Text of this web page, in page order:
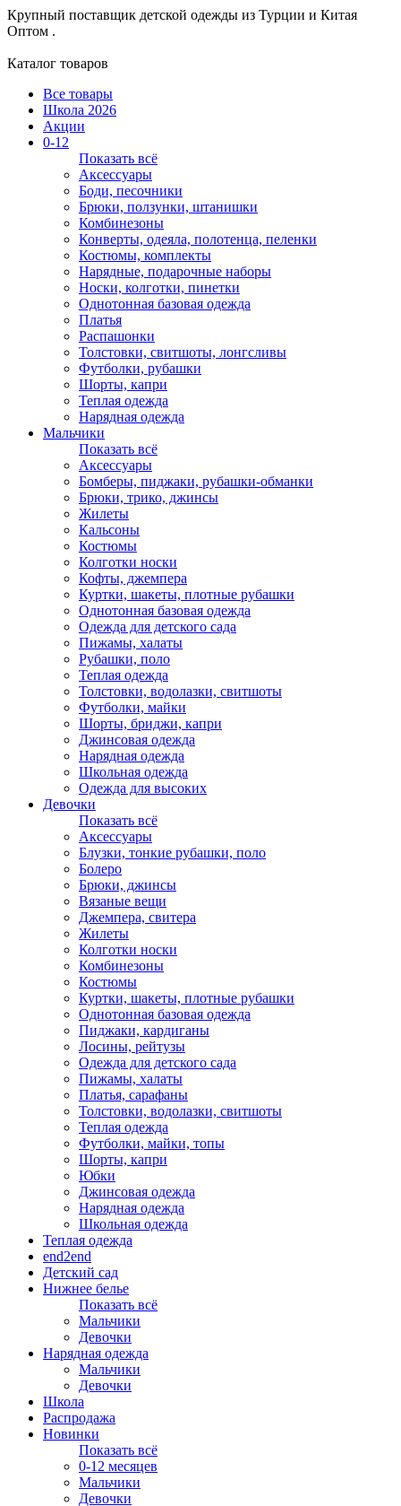
Крупный поставщик детской одежды из Турции и Китая
Оптом .
Каталог товаров
Все товары
Школа 2026
Акции
0-12
Показать всё
Аксессуары
Боди, песочники
Брюки, ползунки, штанишки
Комбинезоны
Конверты, одеяла, полотенца, пеленки
Костюмы, комплекты
Нарядные, подарочные наборы
Носки, колготки, пинетки
Однотонная базовая одежда
Платья
Распашонки
Толстовки, свитшоты, лонгсливы
Футболки, рубашки
Шорты, капри
Теплая одежда
Нарядная одежда
Мальчики
Показать всё
Аксессуары
Бомберы, пиджаки, рубашки-обманки
Брюки, трико, джинсы
Жилеты
Кальсоны
Костюмы
Колготки носки
Кофты, джемпера
Куртки, шакеты, плотные рубашки
Однотонная базовая одежда
Одежда для детского сада
Пижамы, халаты
Рубашки, поло
Теплая одежда
Толстовки, водолазки, свитшоты
Футболки, майки
Шорты, бриджи, капри
Джинсовая одежда
Нарядная одежда
Школьная одежда
Одежда для высоких
Девочки
Показать всё
Аксессуары
Блузки, тонкие рубашки, поло
Болеро
Брюки, джинсы
Вязаные вещи
Джемпера, свитера
Жилеты
Колготки носки
Комбинезоны
Костюмы
Куртки, шакеты, плотные рубашки
Однотонная базовая одежда
Пиджаки, кардиганы
Лосины, рейтузы
Одежда для детского сада
Пижамы, халаты
Платья, сарафаны
Толстовки, водолазки, свитшоты
Теплая одежда
Футболки, майки, топы
Шорты, капри
Юбки
Джинсовая одежда
Нарядная одежда
Школьная одежда
Теплая одежда
end2end
Детский сад
Нижнее белье
Показать всё
Мальчики
Девочки
Нарядная одежда
Мальчики
Девочки
Школа
Распродажа
Новинки
Показать всё
0-12 месяцев
Мальчики
Девочки